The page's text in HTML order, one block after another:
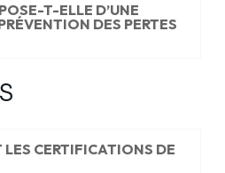
T-ELLE D’UNE
DES PERTES
CERTIFICATIONS DE